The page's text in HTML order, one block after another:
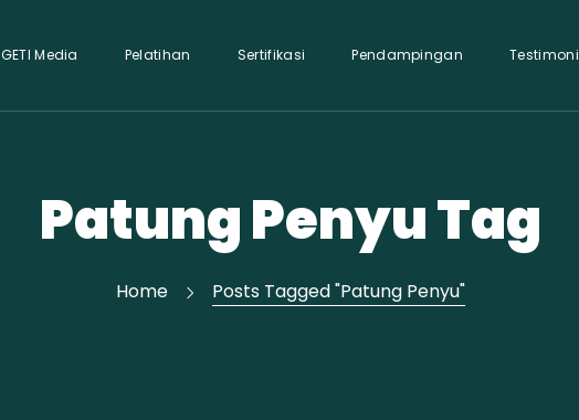
GETI Media Pelatihan Sertifikasi Pendampingan Testimoni
Patung Penyu Tag
Home Posts Tagged "Patung Penyu"